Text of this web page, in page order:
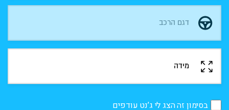
בסימון זה הצג לי ג’נט עודפים